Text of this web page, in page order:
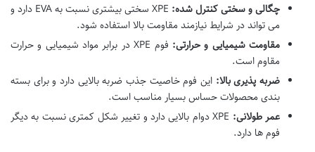
چگالی و سختی کنترل شده:
XPE سختی بیشتری نسبت به EVA دارد و
می تواند در شرایط نیازمند مقاومت بالا استفاده شود.
مقاومت شیمیایی و حرارتی:
فوم XPE در برابر مواد شیمیایی و حرارت
مقاوم است.
ضربه پذیری بالا: این فوم خاصیت جذب ضربه بالایی دارد و برای بسته
بندی محصولات حساس بسیار مناسب است.
عمر طولانی:
XPE دوام بالایی دارد و تغییر شکل کمتری نسبت به دیگر
فوم ها دارد.